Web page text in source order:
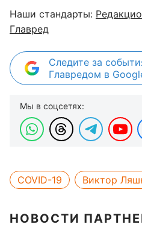
Наши стандарты:
Главред
Следите за
Главредом в
Мы в соцсетях:
COVID-19 Виктор
НОВОСТИ